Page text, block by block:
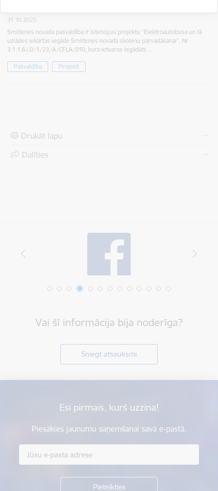
31.10.2025.
Smiltenes novada pašvaldība ir īstenojusi projektu “Elektroautobusa un tā
uzlādes iekārtas iegāde Smiltenes novada skolēnu pārvadāšanai”, Nr.
3.1.1.6.i.0/1/23/A/CFLA/010, kura ietvaros iegādāts…
Pašvaldība Projekti
Drukāt lapu
Dalīties
Vai šī informācija bija noderīga?
Sniegt atsauksmi
Esi pirmais, kurš uzzina!
Piesakies jaunumu saņemšanai savā e-pastā.